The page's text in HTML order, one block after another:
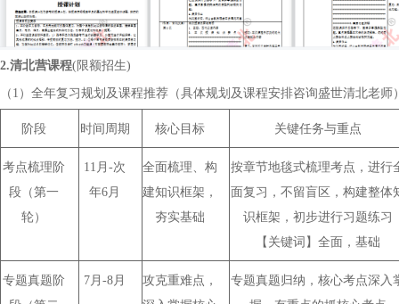
2.清北营课程(限额招生)
（1） 全年复习规划及课程推荐（具体规划及课程安排咨询盛世清北老师
阶段 时间周期 核心目标 关键任务与重点
考点梳理阶
段 （第一
轮）
11 月 -次
年6月
全面梳理、 构
建知识框架，
夯实基础
按章节地毯式梳理考点，进行
面复习，不留盲区，构建整体
识框架，初步进行习题练习
【关键词】全面，基础
专题真题阶
7月 -8月
攻克重难点，
专题真题归纳 ， 核心考点深入